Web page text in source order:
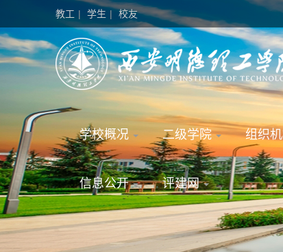
教工 | 学生 | 校友
学校概况 二级学院 组织
信息公开 评建网